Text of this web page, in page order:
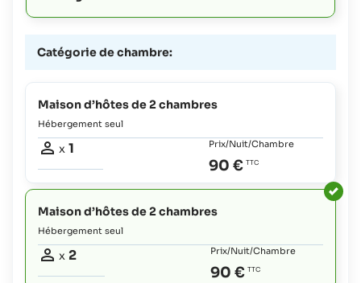
Catégorie de chambre:
Maison d’hôtes de 2 chambres
Hébergement seul
x 1 Prix/Nuit/Chambre
90 €
Maison d’hôtes de 2 chambres
Hébergement seul
x 2 Prix/Nuit/Chambre
90 €